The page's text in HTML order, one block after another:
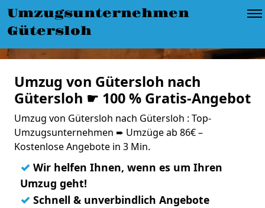
Umzugsunternehmen
Gütersloh
Umzug von Gütersloh nach
Gütersloh ☛ 100 % Gratis-Angebot
Umzug von Gütersloh nach Gütersloh : Top-
Umzugsunternehmen ➨ Umzüge ab 86€ –
Kostenlose Angebote in 3 Min.
✓ Wir helfen Ihnen, wenn es um Ihren
Umzug geht!
✓ Schnell & unverbindlich Angebote